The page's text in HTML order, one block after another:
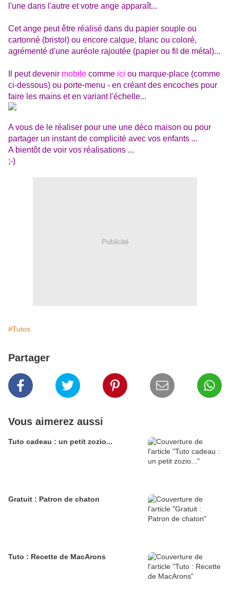
l'une dans l'autre et votre ange apparaît...
Cet ange peut être réalisé dans du papier souple ou
cartonné (bristol) ou encore calque, blanc ou coloré,
agrémenté d'une auréole rajoutée (papier ou fil de métal)...
Il peut devenir mobile comme ici ou marque-place (comme
ci-dessous) ou porte-menu - en créant des encoches pour
faire les mains et en variant l'échelle...
A vous de le réaliser pour une une déco maison ou pour
partager un instant de complicité avec vos enfants ...
A bientôt de voir vos réalisations ...
;-)
Publicité
#Tutos
Partager
Vous aimerez aussi
Tuto cadeau : un petit zozio...
Gratuit : Patron de chaton
Tuto : Recette de MacArons